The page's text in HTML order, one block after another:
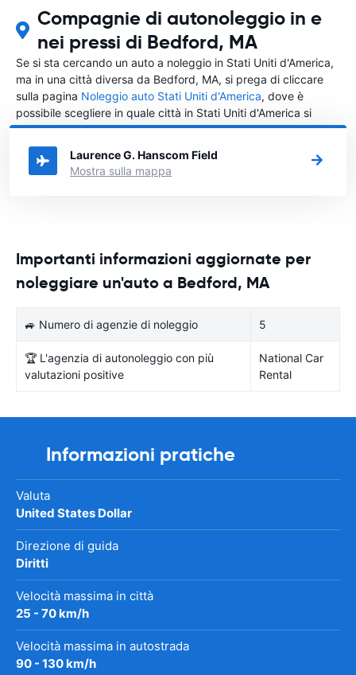
Compagnie di autonoleggio in e
nei pressi di Bedford, MA
Se si sta cercando un auto a noleggio in Stati Uniti d'America,
ma in una città diversa da Bedford, MA, si prega di cliccare
sulla pagina Noleggio auto Stati Uniti d'America, dove è
possibile scegliere in quale città in Stati Uniti d'America si
vuole noleggiare l'auto.
Laurence G. Hanscom Field
Mostra sulla mappa
Importanti informazioni aggiornate per
noleggiare un'auto a Bedford, MA
🚙 Numero di agenzie di noleggio 5
🏆 L'agenzia di autonoleggio con più
valutazioni positive
National Car
Rental
Informazioni pratiche
Valuta
United States Dollar
Direzione di guida
Diritti
Velocità massima in città
25 - 70 km/h
Velocità massima in autostrada
90 - 130 km/h